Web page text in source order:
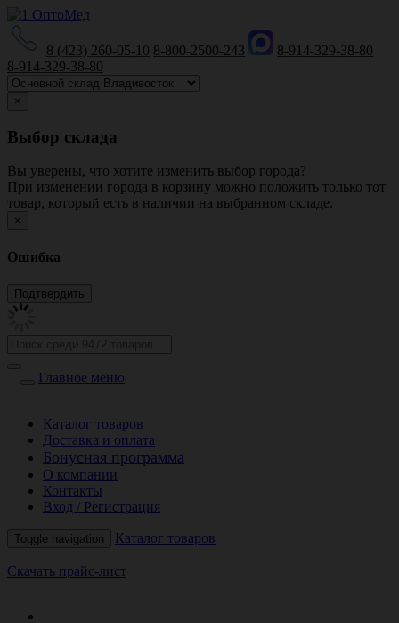
8 (423) 260-05-10 8-800-2500-243
8-914-329-38-80
8-914-329-38-80
×
Выбор склада
Вы уверены, что хотите изменить выбор города?
При изменении города в корзину можно положить только тот
товар, который есть в наличии на выбранном складе.
×
Ошибка
Главное меню
Каталог товаров
Доставка и оплата
Бонусная программа
О компании
Контакты
Вход / Регистрация
Toggle navigation Каталог товаров
Скачать прайс-лист